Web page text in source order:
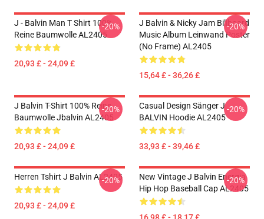
J - Balvin Man T Shirt 100%
Reine Baumwolle AL2405
20,93 £ - 24,09 £
-20%
J Balvin & Nicky Jam Billboard
Music Album Leinwand Poster
(No Frame) AL2405
15,64 £ - 36,26 £
-20%
J Balvin T-Shirt 100% Reine
Baumwolle Jbalvin AL2405
20,93 £ - 24,09 £
-20%
Casual Design Sänger J
BALVIN Hoodie AL2405
33,93 £ - 39,46 £
-20%
Herren Tshirt J Balvin AL2405
20,93 £ - 24,09 £
-20%
New Vintage J Balvin Energia
Hip Hop Baseball Cap AL2405
-20%